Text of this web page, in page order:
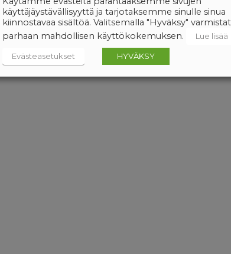
käyttäjäystävällisyyttä ja tarjotaksemme sinulle sinua
kiinnostavaa sisältöä. Valitsemalla "Hyväksy" varmistat
parhaan mahdollisen käyttökokemuksen.
Lue lisää
Evästeasetukset HYVÄKSY